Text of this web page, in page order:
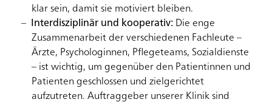
klar sein, damit sie motiviert bleiben.
Interdisziplinär und kooperativ: Die enge
Zusammenarbeit der verschiedenen Fachleute –
Ärzte, Psychologinnen, Pflegeteams, Sozialdienste
– ist wichtig, um gegenüber den Patientinnen und
Patienten geschlossen und zielgerichtet
aufzutreten. Auftraggeber unserer Klinik sind